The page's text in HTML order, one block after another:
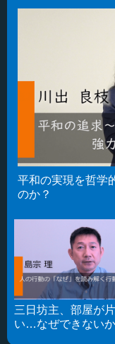
平和の実現を哲学
のか？
三日坊主、部屋が
い…なぜできない